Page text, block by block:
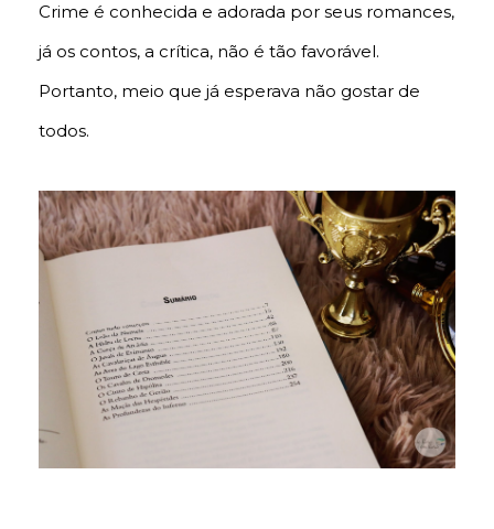
Crime é conhecida e adorada por seus romances,
já os contos, a crítica, não é tão favorável.
Portanto, meio que já esperava não gostar de
todos.